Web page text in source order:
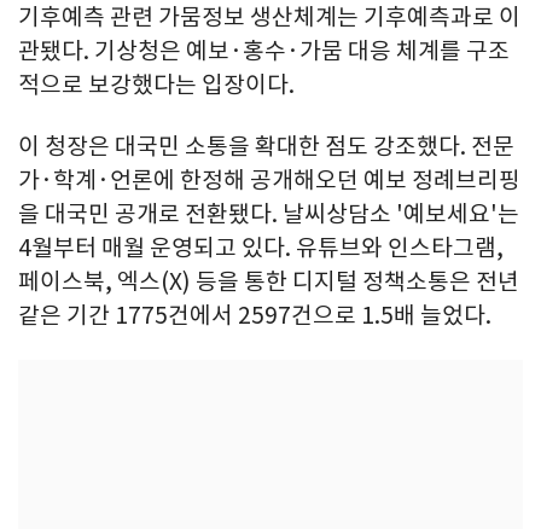
기후예측 관련 가뭄정보 생산체계는 기후예측과로 이
관됐다. 기상청은 예보·홍수·가뭄 대응 체계를 구조
적으로 보강했다는 입장이다.
이 청장은 대국민 소통을 확대한 점도 강조했다. 전문
가·학계·언론에 한정해 공개해오던 예보 정례브리핑
을 대국민 공개로 전환됐다. 날씨상담소 '예보세요'는
4월부터 매월 운영되고 있다. 유튜브와 인스타그램,
페이스북, 엑스(X) 등을 통한 디지털 정책소통은 전년
같은 기간 1775건에서 2597건으로 1.5배 늘었다.